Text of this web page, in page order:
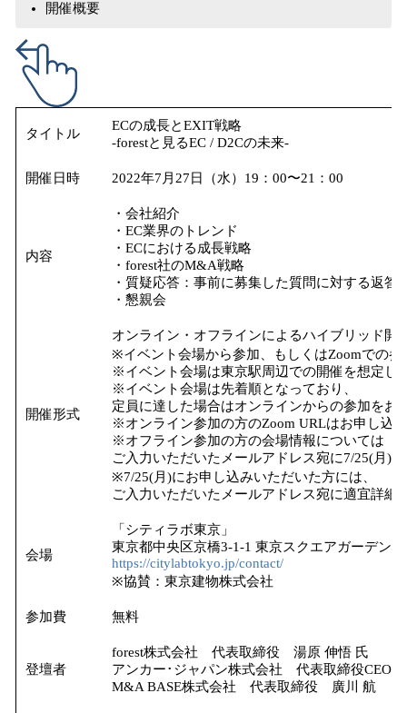
開催概要
タイトル
ECの成長とEXIT戦略
-forestと見るEC / D2Cの未来-
開催日時 2022年7月27日（水）19：00〜21：00
内容
・会社紹介
・EC業界のトレンド
・ECにおける成長戦略
・forest社のM&A戦略
・質疑応答：事前に募集した質問に対する返答
・懇親会
開催形式
オンライン・オフラインによるハイブリッド開
※イベント会場から参加、もしくはZoomでの
※イベント会場は東京駅周辺での開催を想定し
※イベント会場は先着順となっており、
定員に達した場合はオンラインからの参加をお
※オンライン参加の方のZoom URLはお申し込
※オフライン参加の方の会場情報については
ご入力いただいたメールアドレス宛に7/25(月)
※7/25(月)にお申し込みいただいた方には、
ご入力いただいたメールアドレス宛に適宜詳細
会場
「シティラボ東京」
東京都中央区京橋3-1-1 東京スクエアガーデン6
https://citylabtokyo.jp/contact/
※協賛：東京建物株式会社
参加費 無料
登壇者
forest株式会社 代表取締役 湯原 伸悟 氏
アンカー･ジャパン株式会社 代表取締役CEO
M&A BASE株式会社 代表取締役 廣川 航